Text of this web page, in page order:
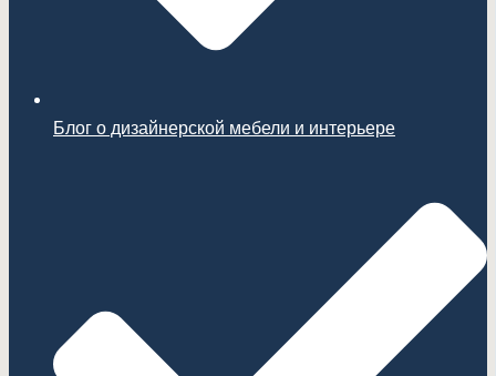
Блог о дизайнерской мебели и интерьере